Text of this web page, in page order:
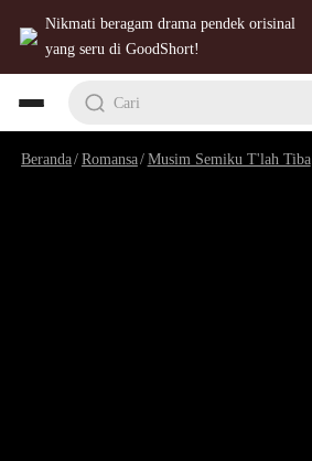
Nikmati beragam drama pendek orisinal
yang seru di GoodShort!
Cari
Beranda/Romansa/Musim Semiku T'lah Tiba